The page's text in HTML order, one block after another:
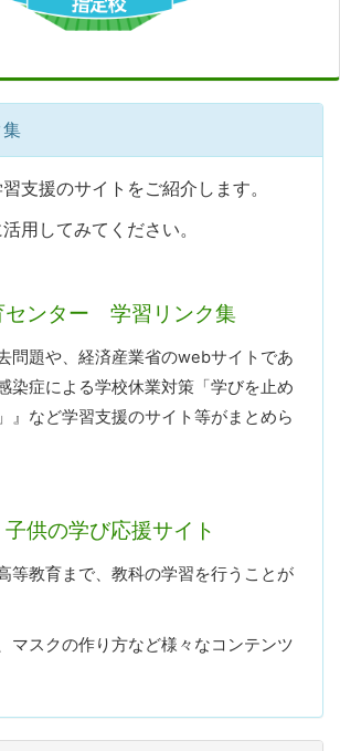
支援のサイトをご紹介します。
用してみてください。
センター 学習リンク集
問題や、経済産業省のwebサイトであ
染症による学校休業対策「学びを止め
』など学習支援のサイト等がまとめら
供の学び応援サイト
等教育まで、教科の学習を行うことが
マスクの作り方など様々なコンテンツ